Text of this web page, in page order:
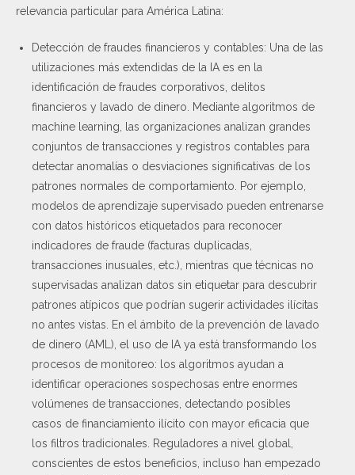
relevancia particular para América Latina:
Detección de fraudes financieros y contables: Una de las
utilizaciones más extendidas de la IA es en la
identificación de fraudes corporativos, delitos
financieros y lavado de dinero. Mediante algoritmos de
machine learning, las organizaciones analizan grandes
conjuntos de transacciones y registros contables para
detectar anomalías o desviaciones significativas de los
patrones normales de comportamiento. Por ejemplo,
modelos de aprendizaje supervisado pueden entrenarse
con datos históricos etiquetados para reconocer
indicadores de fraude (facturas duplicadas,
transacciones inusuales, etc.), mientras que técnicas no
supervisadas analizan datos sin etiquetar para descubrir
patrones atípicos que podrían sugerir actividades ilícitas
no antes vistas. En el ámbito de la prevención de lavado
de dinero (AML), el uso de IA ya está transformando los
procesos de monitoreo: los algoritmos ayudan a
identificar operaciones sospechosas entre enormes
volúmenes de transacciones, detectando posibles
casos de financiamiento ilícito con mayor eficacia que
los filtros tradicionales. Reguladores a nivel global,
conscientes de estos beneficios, incluso han empezado